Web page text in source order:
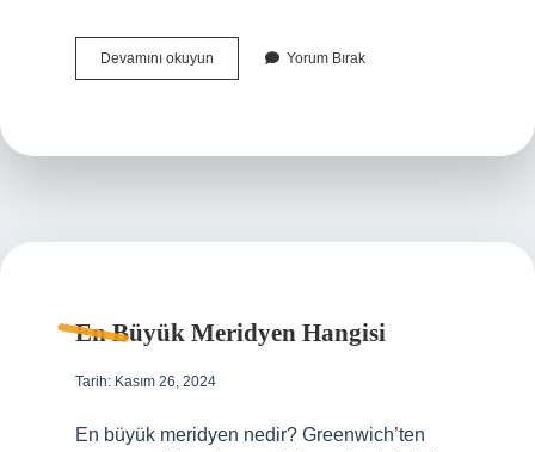
Devamını okuyun Bayındır
Çiçek
Yorum Bırak
En Büyük Meridyen Hangisi
Tarih: Kasım 26, 2024
En büyük meridyen nedir? Greenwich’ten